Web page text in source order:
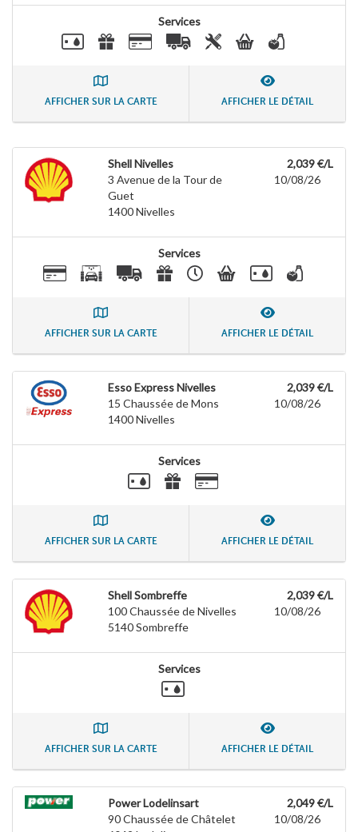
Services
AFFICHER SUR LA CARTE AFFICHER LE DÉTAIL
Shell Nivelles
3 Avenue de la Tour de
Guet
1400Nivelles
2,039 €/L
10/08/26
Services
AFFICHER SUR LA CARTE AFFICHER LE DÉTAIL
Esso Express Nivelles
15 Chaussée de Mons
1400Nivelles
2,039 €/L
10/08/26
Services
AFFICHER SUR LA CARTE AFFICHER LE DÉTAIL
Shell Sombreffe
100 Chaussée de Nivelles
5140Sombreffe
2,039 €/L
10/08/26
Services
AFFICHER SUR LA CARTE AFFICHER LE DÉTAIL
Power Lodelinsart
90 Chaussée de Châtelet
2,049 €/L
10/08/26